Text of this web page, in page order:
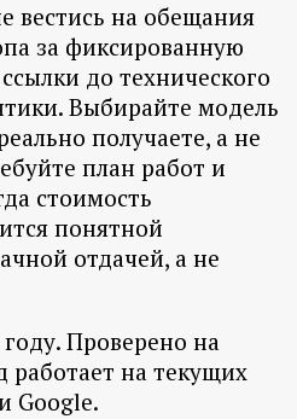
вестись на обещания
за фиксированную
до технического
Выбирайте модель
получаете, а не
план работ и
стоимость
понятной
отдачей, а не
Проверено на
работает на текущих
Google.